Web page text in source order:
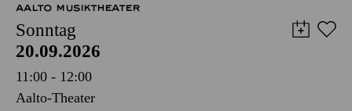
AALTO MUSIKTHEATER
Sonntag
20.09.2026
11:00 - 12:00
Aalto-Theater